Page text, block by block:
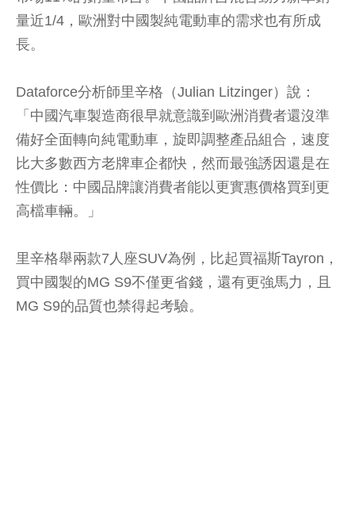
量近1/4，歐洲對中國製純電動車的需求也有所成
長。
Dataforce分析師里辛格（Julian Litzinger）說：
「中國汽車製造商很早就意識到歐洲消費者還沒準
備好全面轉向純電動車，旋即調整產品組合，速度
比大多數西方老牌車企都快，然而最強誘因還是在
性價比：中國品牌讓消費者能以更實惠價格買到更
高檔車輛。」
里辛格舉兩款7人座SUV為例，比起買福斯Tayron，
買中國製的MG S9不僅更省錢，還有更強馬力，且
MG S9的品質也禁得起考驗。